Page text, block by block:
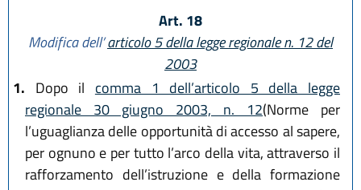
Art. 18
Modifica dell’articolo 5 della legge regionale n. 12 del
2003
1. Dopo il comma 1 dell’articolo 5 della legge
regionale 30 giugno 2003, n. 12(Norme per
l’uguaglianza delle opportunità di accesso al sapere,
per ognuno e per tutto l’arco della vita, attraverso il
rafforzamento dell’istruzione e della formazione